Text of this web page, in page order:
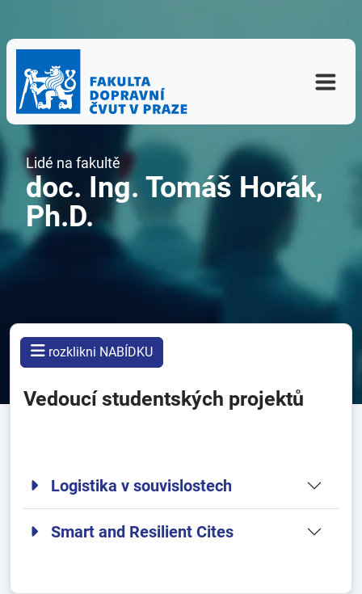
Lidé na fakultě
doc. Ing. Tomáš Horák,
Ph.D.
rozklikni NABÍDKU
Vedoucí studentských projektů
Logistika v souvislostech
Smart and Resilient Cites